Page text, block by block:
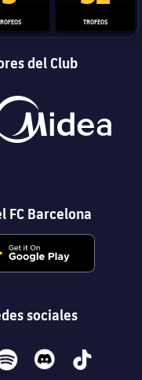
TROFEOS
del Club
FC Barcelona
sociales
discord tiktok